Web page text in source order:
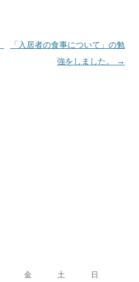
「入居者の食事について」の勉
強をしました。
→
金 土 日